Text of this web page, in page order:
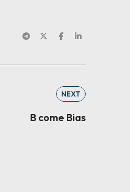
NEXT
B come Bias